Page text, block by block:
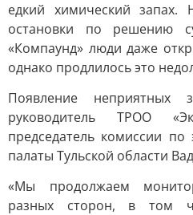
едкий химический запах.
остановки по решению
«Компаунд» люди даже
однако продлилось это
Появление неприятных
руководитель ТРОО
председатель комиссии
палаты Тульской области
«Мы продолжаем
разных сторон, в том